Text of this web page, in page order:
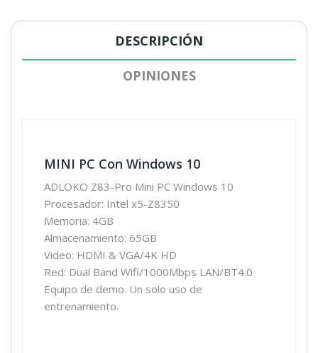
DESCRIPCIÓN
OPINIONES
MINI PC Con Windows 10
ADLOKO Z83-Pro Mini PC Windows 10
Procesador: Intel x5-Z8350
Memoria: 4GB
Almacenamiento: 65GB
Video: HDMI & VGA/4K HD
Red: Dual Band Wifi/1000Mbps LAN/BT4.0
Equipo de demo. Un solo uso de
entrenamiento.